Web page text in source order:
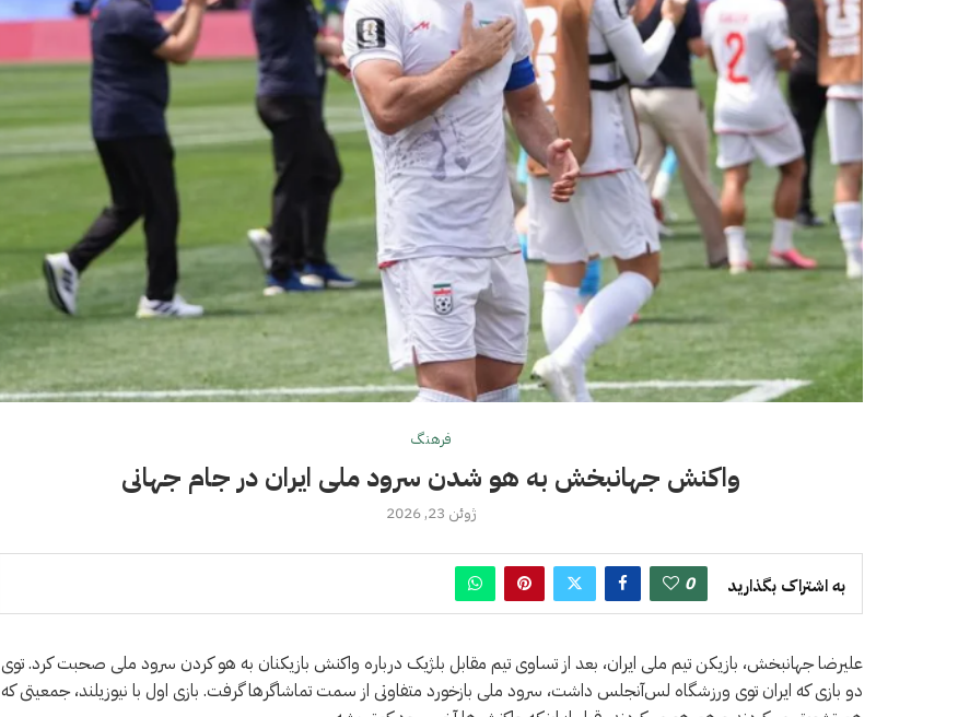
فرهنگ
واکنش جهانبخش به هو شدن سرود ملی ایران در جام جهانی
ژوئن 23, 2026
به اشتراک بگذارید 0
علیرضا جهانبخش، بازیکن تیم ملی ایران، بعد از تساوی تیم مقابل بلژیک درباره واکنش بازیکنان به هو کردن سرود ملی صحبت کرد. توی
دو بازی که ایران توی ورزشگاه لس‌آنجلس داشت، سرود ملی بازخورد متفاوتی از سمت تماشاگرها گرفت. بازی اول با نیوزیلند، جمعیتی که